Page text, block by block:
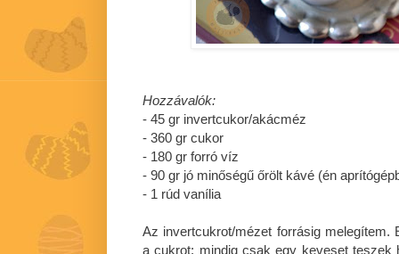
Hozzávalók:
- 45 gr invertcukor/akácméz
- 360 gr cukor
- 180 gr forró víz
- 90 gr jó minőségű őrölt kávé (én
- 1 rúd vanília
Az invertcukrot/mézet forrásig melegítem.
a cukrot: mindig csak egy keveset